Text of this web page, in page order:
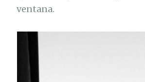
ventana.